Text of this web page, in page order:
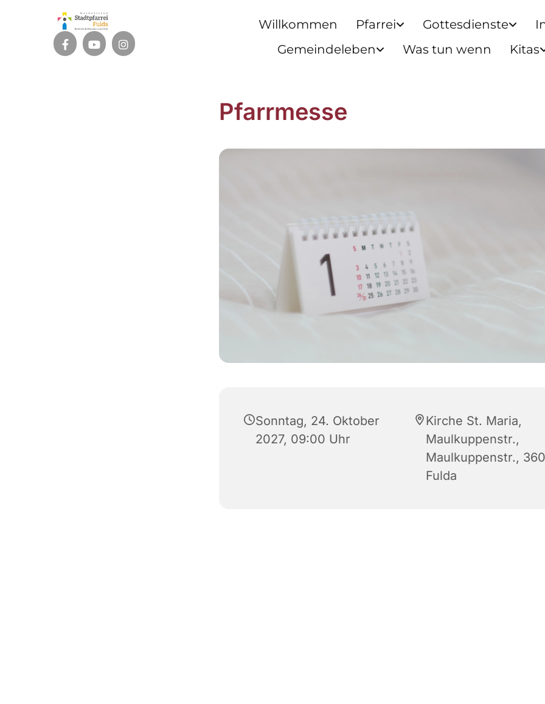
Willkommen Pfarrei Gottesdienste
Gemeindeleben
Was tun wenn Kitas
Pfarrmesse
Sonntag, 24. Oktober
2027, 09:00 Uhr
Kirche St. Maria,
Maulkuppenstr.,
Maulkuppenstr.,
Fulda